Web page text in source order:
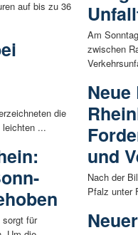
auf bis zu 36
die
leichten ...
sorgt für
Am
zwischen
und
Nach der
Pfalz unter